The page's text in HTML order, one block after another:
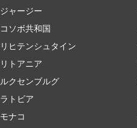
ジャージー
コソボ共和国
リヒテンシュタイン
リトアニア
ルクセンブルグ
ラトビア
モナコ